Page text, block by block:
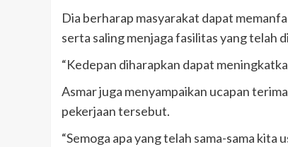
Dia berharap masyarakat dapat
serta saling menjaga fasilitas yang telah
“Kedepan diharapkan dapat
Asmar juga menyampaikan ucapan
pekerjaan tersebut.
“Semoga apa yang telah sama-sama kita